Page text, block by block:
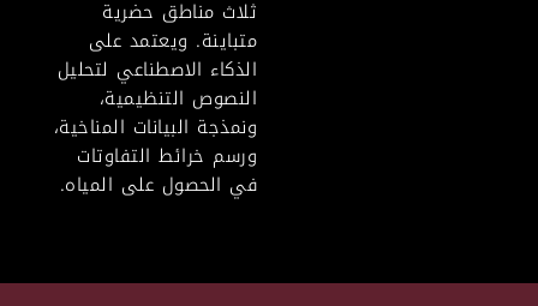
ثلاث مناطق حضرية
متباينة. ويعتمد على
الذكاء الاصطناعي لتحليل
النصوص التنظيمية،
ونمذجة البيانات المناخية،
ورسم خرائط التفاوتات
في الحصول على المياه.